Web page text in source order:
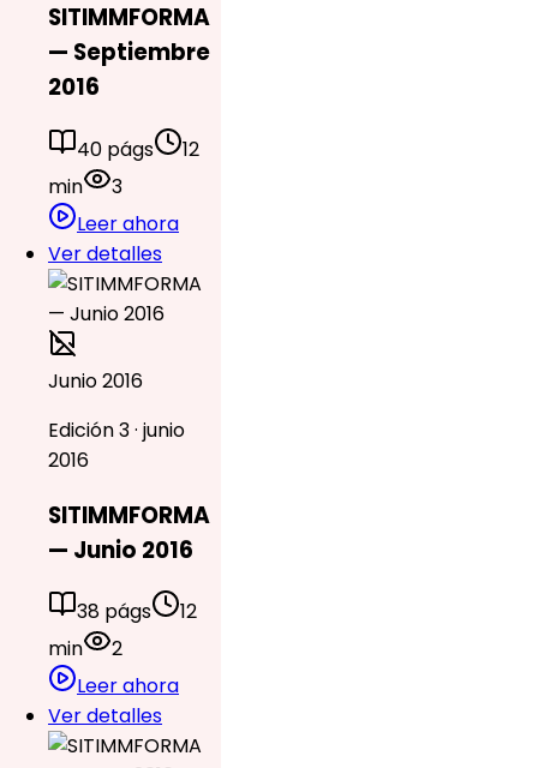
SITIMMFORMA
— Septiembre
2016
40 págs
12
min
3
Leer ahora
Ver detalles
Junio 2016
Edición 3 · junio
2016
SITIMMFORMA
— Junio 2016
38 págs
12
min
2
Leer ahora
Ver detalles